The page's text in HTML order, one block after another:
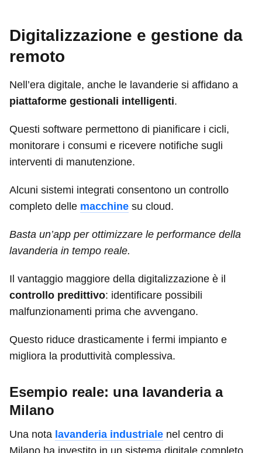
Digitalizzazione e gestione da
remoto
Nell’era digitale, anche le lavanderie si affidano a
piattaforme gestionali intelligenti.
Questi software permettono di pianificare i cicli,
monitorare i consumi e ricevere notifiche sugli
interventi di manutenzione.
Alcuni sistemi integrati consentono un controllo
completo delle macchine su cloud.
Basta un’app per ottimizzare le performance della
lavanderia in tempo reale.
Il vantaggio maggiore della digitalizzazione è il
controllo predittivo: identificare possibili
malfunzionamenti prima che avvengano.
Questo riduce drasticamente i fermi impianto e
migliora la produttività complessiva.
Esempio reale: una lavanderia a
Milano
Una nota lavanderia industriale nel centro di
Milano ha investito in un sistema digitale completo